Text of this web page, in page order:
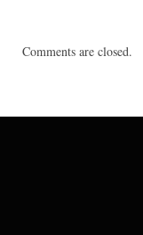
Comments are closed.